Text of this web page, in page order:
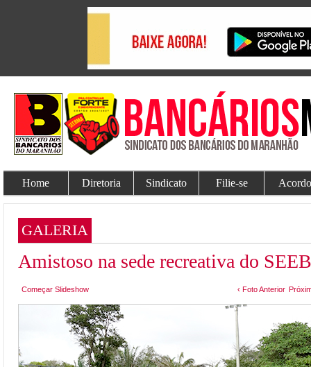
Home Diretoria Sindicato Filie-se
GALERIA
Amistoso na sede recreativa do
Começar Slideshow ‹ Foto Anterior